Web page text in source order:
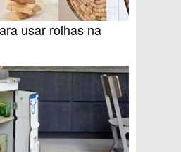
usar rolhas na